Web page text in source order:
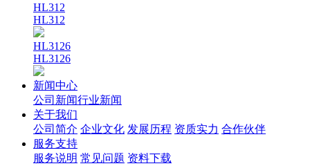
HL312
HL312
HL3126
HL3126
新闻中心
公司新闻行业新闻
关于我们
公司简介 企业文化 发展历程 资质实力 合作伙伴
服务支持
服务说明 常见问题 资料下载